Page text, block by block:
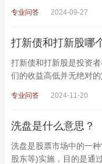
专业问答 2024-09-27
打新债和打新股哪
打新债和打新股是投资
们的收益高低并无绝对
专业问答 2024-11-20
洗盘是什么意思？
洗盘是股票市场中的一
股东等)实施，目的是通